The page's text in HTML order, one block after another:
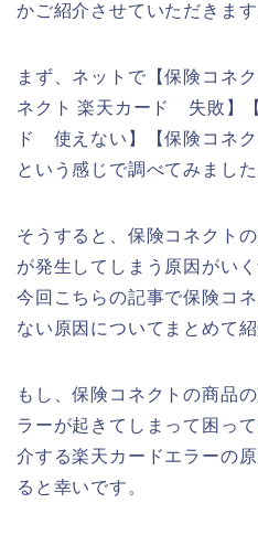
かご紹介させていただきます
まず、ネットで【保険コネ
ネクト 楽天カード 失敗】
ド 使えない】【保険コネ
という感じで調べてみました
そうすると、保険コネクト
が発生してしまう原因がい
今回こちらの記事で保険コ
ない原因についてまとめて
もし、保険コネクトの商品
ラーが起きてしまって困っ
介する楽天カードエラーの
ると幸いです。